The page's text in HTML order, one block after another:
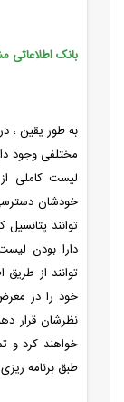
بانک اطلاعاتی
به طور یقین ،
مختلفی وجود
لیست کاملی
خودشان
توانند
دارا بودن
توانند از
خود را در
نظرشان قرار
خواهند کرد و
طبق برنامه